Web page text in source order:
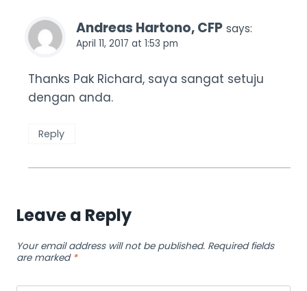
Andreas Hartono, CFP says:
April 11, 2017 at 1:53 pm
Thanks Pak Richard, saya sangat setuju
dengan anda.
Reply
Leave a Reply
Your email address will not be published. Required fields
are marked *